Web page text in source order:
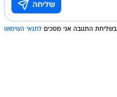
בשליחת התגובה אני מסכים לתנאי השימוש